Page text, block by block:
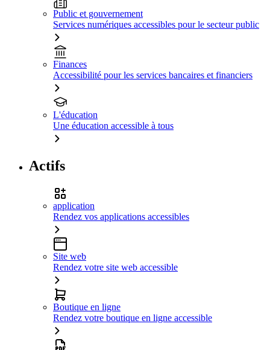
Public et gouvernement
Services numériques accessibles pour le secteur public
Finances
Accessibilité pour les services bancaires et financiers
L'éducation
Une éducation accessible à tous
Actifs
application
Rendez vos applications accessibles
Site web
Rendez votre site web accessible
Boutique en ligne
Rendez votre boutique en ligne accessible